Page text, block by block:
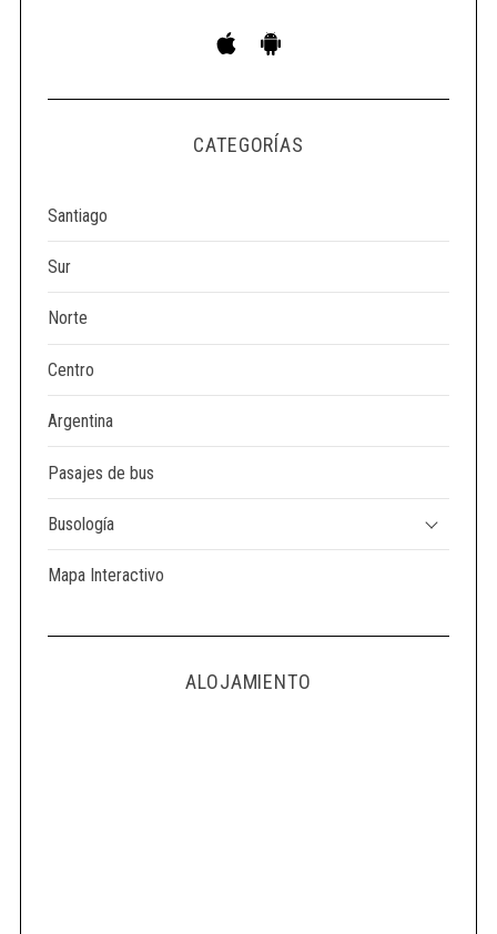
CATEGORÍAS
Santiago
Sur
Norte
Centro
Argentina
Pasajes de bus
Busología
Mapa Interactivo
ALOJAMIENTO